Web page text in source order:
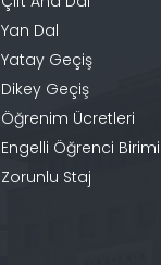
Yan Dal
Yatay Geçiş
Dikey Geçiş
Öğrenim Ücretleri
Engelli Öğrenci Birimi
Zorunlu Staj